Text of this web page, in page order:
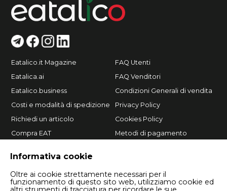
Informativa cookie
Oltre ai cookie strettamente necessari per il
funzionamento di questo sito web, utilizziamo cookie ed
Eatalico.it Magazine
Eatalica.ai
Eatalico.business
Costi e modalità di spedizione
Richiedi un articolo
Compra EAT
FAQ Utenti
FAQ Venditori
Condizioni Generali di vendita
Privacy Policy
Cookies Policy
Metodi di pagamento